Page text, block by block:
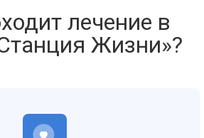
лечение в
Жизни»?